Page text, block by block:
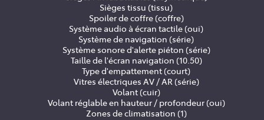
Sièges tissu (tissu)
Spoiler de coffre (coffre)
Système audio à écran tactile (oui)
Système de navigation (série)
Système sonore d'alerte piéton (série)
Taille de l'écran navigation (10.50)
Type d'empattement (court)
Vitres électriques AV / AR (série)
Volant (cuir)
Volant réglable en hauteur / profondeur (oui)
Zones de climatisation (1)